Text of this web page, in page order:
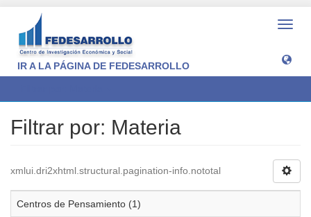
IR A LA PÁGINA DE FEDESARROLLO
Filtrar por: Materia
xmlui.dri2xhtml.structural.pagination-info.nototal
Centros de Pensamiento (1)